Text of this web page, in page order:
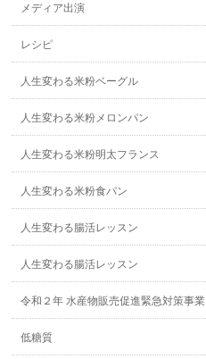
メディア出演
レシピ
人生変わる米粉ベーグル
人生変わる米粉メロンパン
人生変わる米粉明太フランス
人生変わる米粉食パン
人生変わる腸活レッスン
人生変わる腸活レッスン
令和２年 水産物販売促進緊急対策事業
低糖質